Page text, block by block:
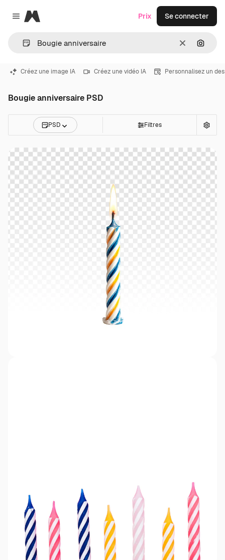
Close menu
Magnific
Effacer
Prix Se connecter
Créez une image IA Créez une vidéo IA Personnalisez un
Bougie anniversaire PSD
PSD Filtres